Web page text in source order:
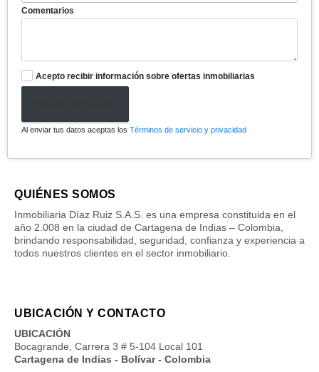
Comentarios
Acepto recibir información sobre ofertas inmobiliarias
Al enviar tus datos aceptas los Términos de servicio y privacidad
QUIÉNES SOMOS
Inmobiliaria Díaz Ruiz S.A.S. es una empresa constituida en el
año 2.008 en la ciudad de Cartagena de Indias – Colombia,
brindando responsabilidad, seguridad, confianza y experiencia a
todos nuestros clientes en el sector inmobiliario.
UBICACIÓN Y CONTACTO
UBICACIÓN
Bocagrande, Carrera 3 # 5-104 Local 101
Cartagena de Indias - Bolívar - Colombia